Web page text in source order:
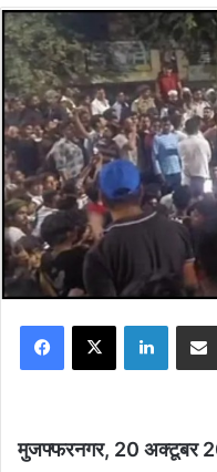
Facebook
X
मुजफ्फरनगर, 20 अक्टूबर